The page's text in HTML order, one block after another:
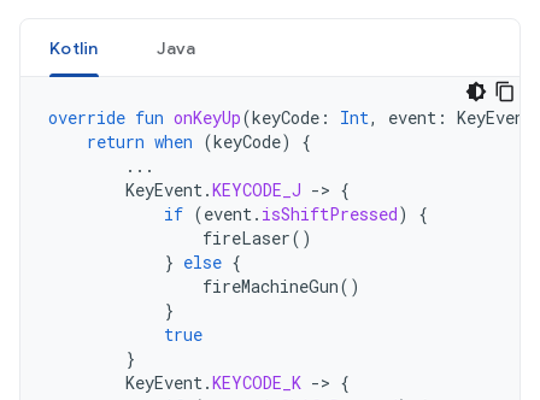
Kotlin Java
override fun onKeyUp(keyCode : Int, event : KeyEvent
return when (keyCode)
{
...
KeyEvent.KEYCODE_J -> {
if (event. isShiftPressed)
{
fireLaser()
} else {
fireMachineGun()
}
true
}
KeyEvent.KEYCODE_K -> {